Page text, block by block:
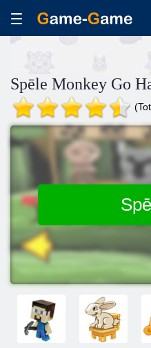
Spēle Monkey Go